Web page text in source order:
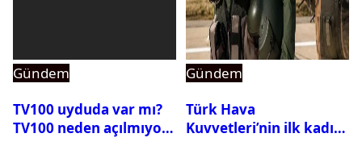
Gündem
TV100 uyduda var mı?
TV100 neden açılmıyor?
Gündem
Türk Hava
Kuvvetleri’nin ilk kadın